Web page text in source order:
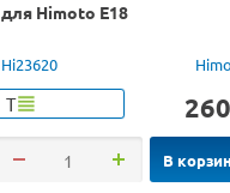
для Himoto E18
Hi23620
Т 260
В